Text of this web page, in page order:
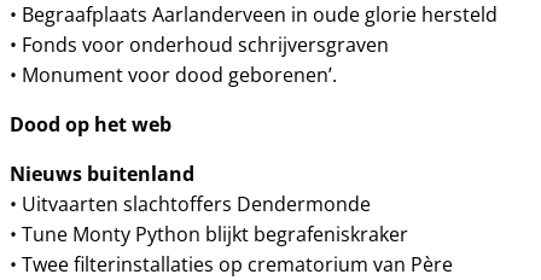
• Begraafplaats Aarlanderveen in oude glorie hersteld
• Fonds voor onderhoud schrijversgraven
• Monument voor dood geborenen’.
Dood op het web
Nieuws buitenland
• Uitvaarten slachtoffers Dendermonde
• Tune Monty Python blijkt begrafeniskraker
• Twee filterinstallaties op crematorium van Père